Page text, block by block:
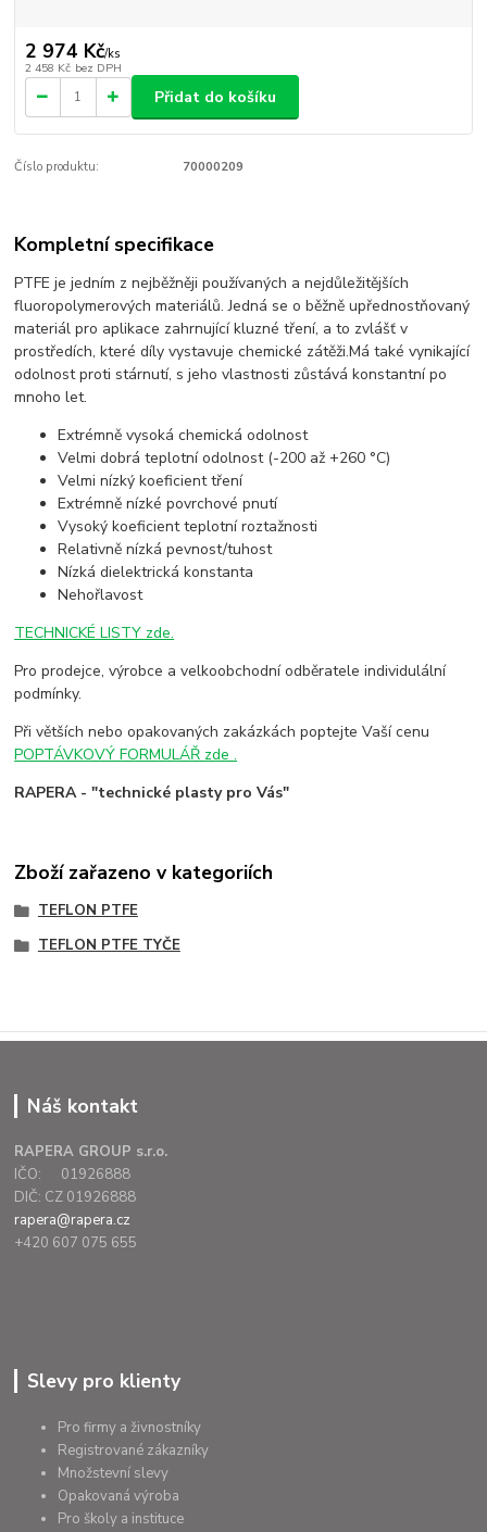
2 974 Kč/ks
2 458 Kč bez DPH
Přidat do košíku
Číslo produktu: 70000209
Kompletní specifikace
PTFE je jedním z nejběžněji používaných a nejdůležitějších
fluoropolymerových materiálů. Jedná se o běžně upřednostňovaný
materiál pro aplikace zahrnující kluzné tření, a to zvlášť v
prostředích, které díly vystavuje chemické zátěži.Má také vynikající
odolnost proti stárnutí, s jeho vlastnosti zůstává konstantní po
mnoho let.
Extrémně vysoká chemická odolnost
Velmi dobrá teplotní odolnost (-200 až +260 °C)
Velmi nízký koeficient tření
Extrémně nízké povrchové pnutí
Vysoký koeficient teplotní roztažnosti
Relativně nízká pevnost/tuhost
Nízká dielektrická konstanta
Nehořlavost
TECHNICKÉ LISTY zde.
Pro prodejce, výrobce a velkoobchodní odběratele individulální
podmínky.
Při větších nebo opakovaných zakázkách poptejte Vaší cenu
POPTÁVKOVÝ FORMULÁŘ zde .
RAPERA - "technické plasty pro Vás"
Zboží zařazeno v kategoriích
TEFLON PTFE
TEFLON PTFE TYČE
Náš kontakt
RAPERA GROUP s.r.o.
IČO: 01926888
DIČ: CZ 01926888
rapera@rapera.cz
+420 607 075 655
Slevy pro klienty
Pro firmy a živnostníky
Registrované zákazníky
Množstevní slevy
Opakovaná výroba
Pro školy a instituce